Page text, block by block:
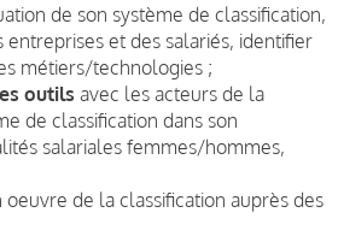
de son système de classification,
et des salariés, identifier
métiers/technologies ;
outils avec les acteurs de la
de classification dans son
salariales femmes/hommes,
oeuvre de la classification auprès des